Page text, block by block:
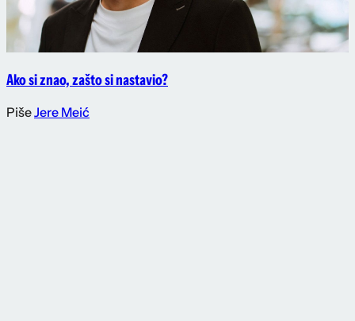
Ako si znao, zašto si nastavio?
PišeJere Meić